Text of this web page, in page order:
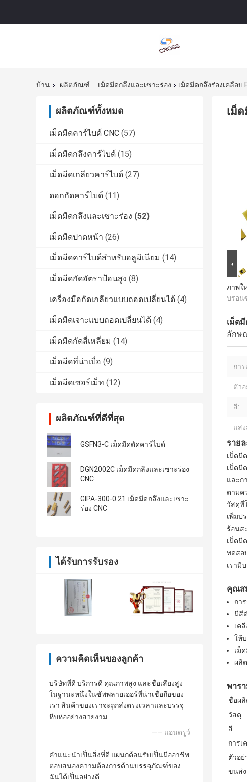
บ้าน ผลิตภัณฑ์ เม็ดมีดกลึงและเซาะร่อง เม็ดมีดกลึงร่องเคลือบ
ผลิตภัณฑ์ทั้งหมด
เม็ดมีดคาร์ไบด์ CNC (57)
เม็ดมีดกลึงคาร์ไบด์ (15)
เม็ดมีดเกลียวคาร์ไบด์ (27)
ดอกกัดคาร์ไบด์ (11)
เม็ดมีดกลึงและเซาะร่อง (52)
เม็ดมีดปาดหน้า (26)
เม็ดมีดคาร์ไบด์สำหรับอลูมิเนียม (14)
เม็ดมีดกัดอัตราป้อนสูง (8)
เครื่องมือกัดเกลียวแบบถอดเปลี่ยนได้ (4)
เม็ดมีดเจาะแบบถอดเปลี่ยนได้ (4)
เม็ดมีดกัดสี่เหลี่ยม (14)
เม็ดมีดที่น่าเบื่อ (9)
เม็ดมีดเซอร์เม็ท (12)
ผลิตภัณฑ์ที่ดีที่สุด
GSFN3-C เม็ดมีดตัดคาร์ไบด์
DGN2002C เม็ดมีดกลึงและเซาะร่อง
CNC
GIPA-300-0.21 เม็ดมีดกลึงและเซาะ
ร่อง CNC
ได้รับการรับรอง
ความคิดเห็นของลูกค้า
บริษัทที่ดี บริการดี คุณภาพสูง และชื่อเสียงสูง
ในฐานะหนึ่งในซัพพลายเออร์ที่น่าเชื่อถือของ
เรา สินค้าของเราจะถูกส่งตรงเวลาและบรรจุ
หีบห่ออย่างสวยงาม
—— แอนดรูว์
คำแนะนำเป็นสิ่งที่ดี แผนกต้อนรับเป็นมืออาชีพ
ตอบสนองความต้องการด้านบรรจุภัณฑ์ของ
ฉันได้เป็นอย่างดี
เม็
ภาพใ
บรอน
เม็ด
ลักษ
การ
ตัวอ
สี:
แสง
ราย
เม็ดมี
เม็ดมี
และก
ตามค
วัสดุที่
เพิ่มป
ร้อนส
เม็ดมี
ทดสอ
เรามี
คุณส
กา
มีสี
เค
ให้
เม็
ผลิ
พาร
ชื่อผ
วัสดุ
สี
การเ
ตัวอย่
ขนส่ง